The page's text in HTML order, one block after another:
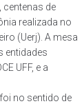
de
realizada no
(Uerj). A mesa
entidades
UFF, e a
no sentido de